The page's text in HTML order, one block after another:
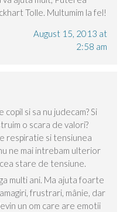
Tolle. Multumim la fel!
August 15, 2013 at
2:58 am
si sa nu judecam? Si
o scara de valori?
respiratie si tensiunea
ne mai intrebam ulterior
stare de tensiune.
multi ani. Ma ajuta foarte
frustrari, mânie, dar
un om care are emotii